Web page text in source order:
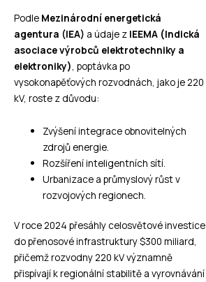
Podle Mezinárodní energetická
agentura (IEA) a údaje z IEEMA (Indická
asociace výrobců elektrotechniky a
elektroniky) , poptávka po
vysokonapěťových rozvodnách, jako je 220
kV, roste z důvodu:
Zvýšení integrace obnovitelných
zdrojů energie.
Rozšíření inteligentních sítí.
Urbanizace a průmyslový růst v
rozvojových regionech.
V roce 2024 přesáhly celosvětové investice
do přenosové infrastruktury $300 miliard,
přičemž rozvodny 220 kV významně
přispívají k regionální stabilitě a vyrovnávání